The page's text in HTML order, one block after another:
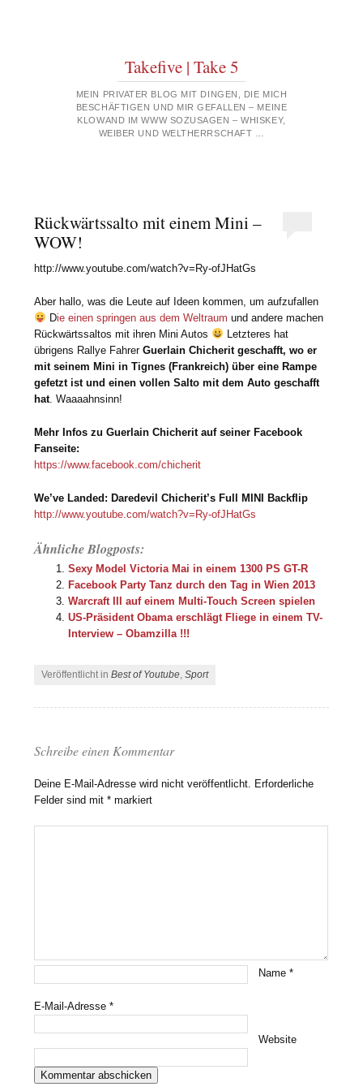
Takefive | Take 5
MEIN PRIVATER BLOG MIT DINGEN, DIE MICH
BESCHÄFTIGEN UND MIR GEFALLEN – MEINE
KLOWAND IM WWW SOZUSAGEN – WHISKEY,
WEIBER UND WELTHERRSCHAFT …
Rückwärtssalto mit einem Mini –
WOW!
http://www.youtube.com/watch?v=Ry-ofJHatGs
Aber hallo, was die Leute auf Ideen kommen, um aufzufallen
Die einen springen aus dem Weltraum und andere machen
Rückwärtssaltos mit ihren Mini Autos
Letzteres hat
übrigens Rallye FahrerGuerlain Chicherit geschafft, wo er
mit seinem Mini in Tignes (Frankreich) über eine Rampe
gefetzt ist und einen vollen Salto mit dem Auto geschafft
hat . Waaaahnsinn!
Mehr Infos zu Guerlain Chicherit auf seiner Facebook
Fanseite:
https://www.facebook.com/chicherit
We’ve Landed: Daredevil Chicherit’s Full MINI Backflip
http://www.youtube.com/watch?v=Ry-ofJHatGs
Ähnliche Blogposts:
Sexy Model Victoria Mai in einem 1300 PS GT-R
Facebook Party Tanz durch den Tag in Wien 2013
Warcraft III auf einem Multi-Touch Screen spielen
US-Präsident Obama erschlägt Fliege in einem TV-
Interview – Obamzilla !!!
Veröffentlicht inBest of Youtube,Sport
Schreibe einen Kommentar
Deine E-Mail-Adresse wird nicht veröffentlicht. Erforderliche
Felder sind mit* markiert
Name*
E-Mail-Adresse*
Website